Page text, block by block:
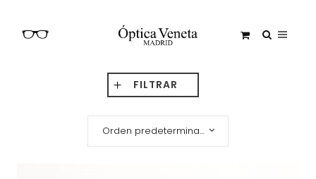
FILTRAR
Orden predeterminado